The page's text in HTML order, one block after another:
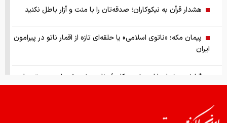
هشدار قرآن به نیکوکاران؛ صدقه‌تان را با منت و آزار باطل نکنید
پیمان مکه؛ «ناتوی اسلامی» یا حلقه‌ای تازه از اقمار ناتو در پیرامون
ایران
گزارش ویژه از بازار موتورسیکلت/ زنان بیشتر خریدار چه موتورهایی
هستند؟